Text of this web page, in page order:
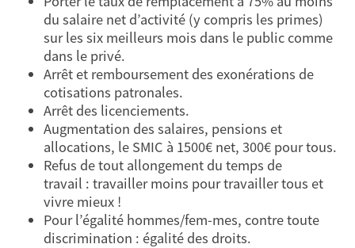
du salaire net d’activité (y compris les primes)
sur les six meilleurs mois dans le public comme
dans le privé.
Arrêt et remboursement des exonérations de
cotisations patronales.
Arrêt des licenciements.
Augmentation des salaires, pensions et
allocations, le SMIC à 1500€ net, 300€ pour tous.
Refus de tout allongement du temps de
travail : travailler moins pour travailler tous et
vivre mieux !
Pour l’égalité hommes/fem-mes, contre toute
discrimination : égalité des droits.